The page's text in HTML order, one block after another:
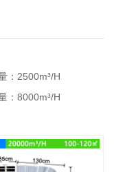
：2500m³/H
：8000m³/H